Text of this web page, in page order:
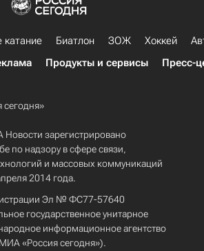
катание Биатлон ЗОЖ Хоккей
Продукты и сервисы Пресс-
Новости зарегистрировано
по надзору в сфере связи,
и массовых коммуникаций
2014 года.
Эл № ФС77-57640
государственное унитарное
информационное агентство
«Россия сегодня»).